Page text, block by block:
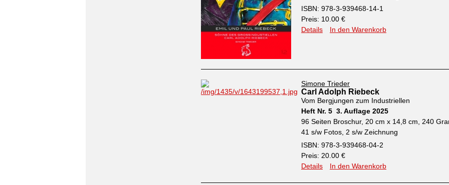
ISBN: 978-3-939468-14-1
Preis: 10.00 €
Details
In den Warenkorb
Simone Trieder
Carl Adolph Riebeck
Vom Bergjungen zum Industriellen
Heft Nr. 5 3. Auflage 2025
96 Seiten Broschur, 20 cm x 14,8 cm, 240
41 s/w Fotos, 2 s/w Zeichnung
ISBN: 978-3-939468-04-2
Preis: 20.00 €
Details
In den Warenkorb